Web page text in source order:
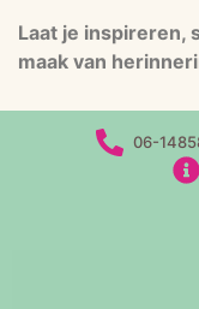
Laat je inspireren,
maak van
06-